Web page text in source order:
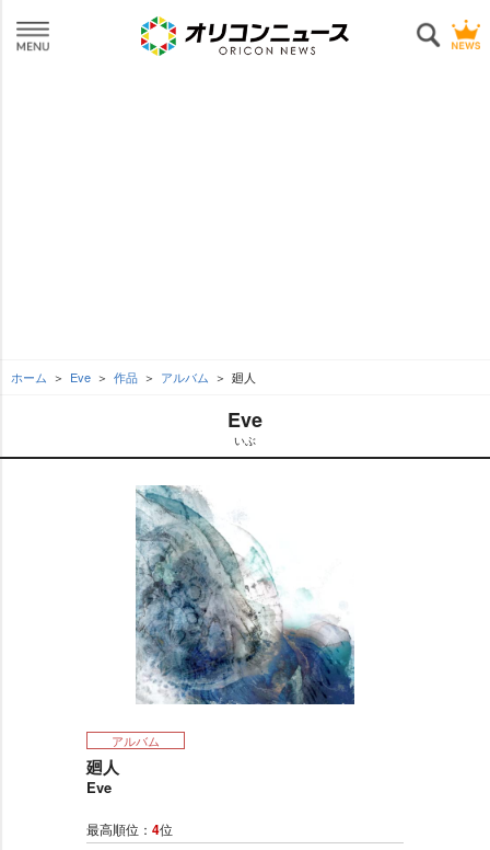
ホーム Eve 作品 アルバム 廻人
Eve
いぶ
アルバム
廻人
Eve
最高順位： 4位